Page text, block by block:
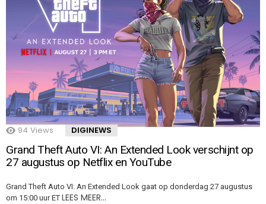
94 Views DIGINEWS
Grand Theft Auto VI: An Extended Look verschijnt op
27 augustus op Netflix en YouTube
Grand Theft Auto VI: An Extended Look gaat op donderdag 27 augustus
om 15:00 uur ET LEES MEER…